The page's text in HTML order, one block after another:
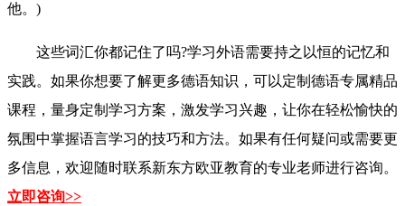
他。)
这些词汇你都记住了吗?学习外语需要持之以恒的记忆和
实践。如果你想要了解更多德语知识，可以定制德语专属精品
课程，量身定制学习方案，激发学习兴趣，让你在轻松愉快的
氛围中掌握语言学习的技巧和方法。如果有任何疑问或需要更
多信息，欢迎随时联系新东方欧亚教育的专业老师进行咨询。
立即咨询>>